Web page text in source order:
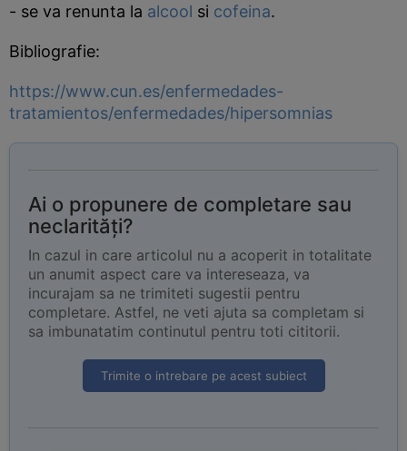
- se va renunta la alcool si cofeina.
Bibliografie:
https://www.cun.es/enfermedades-
tratamientos/enfermedades/hipersomnias
Ai o propunere de completare sau
neclarități?
In cazul in care articolul nu a acoperit in totalitate
un anumit aspect care va intereseaza, va
incurajam sa ne trimiteti sugestii pentru
completare. Astfel, ne veti ajuta sa completam si
sa imbunatatim continutul pentru toti cititorii.
Trimite o intrebare pe acest subiect